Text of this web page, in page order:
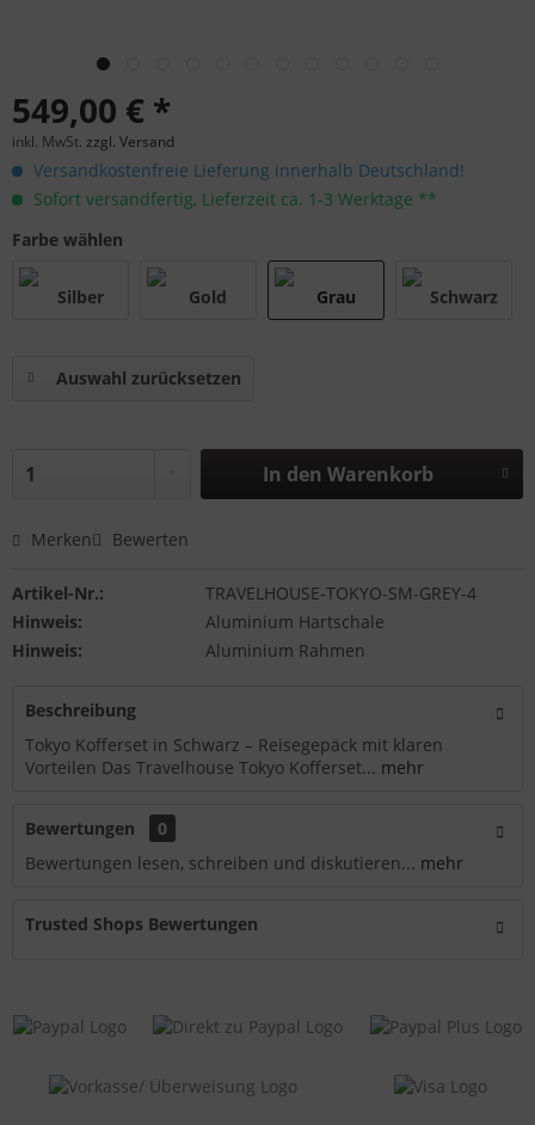
549,00 € *
inkl. MwSt. zzgl. Versand
Versandkostenfreie Lieferung innerhalb Deutschland!
Sofort versandfertig, Lieferzeit ca. 1-3 Werktage **
Farbe wählen
Auswahl zurücksetzen
In den Warenkorb
Merken Bewerten
Artikel-Nr.:
TRAVELHOUSE-TOKYO-SM-GREY-4
Hinweis:
Aluminium Hartschale
Hinweis:
Aluminium Rahmen
Beschreibung
Tokyo Kofferset in Schwarz – Reisegepäck mit klaren
Vorteilen Das Travelhouse Tokyo Kofferset... mehr
Bewertungen
0
Bewertungen lesen, schreiben und diskutieren... mehr
Trusted Shops Bewertungen